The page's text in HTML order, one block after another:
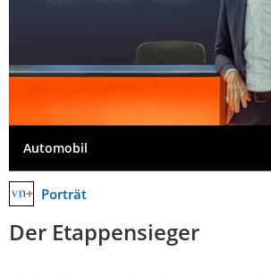
Automobil
Porträt
Der Etappensieger